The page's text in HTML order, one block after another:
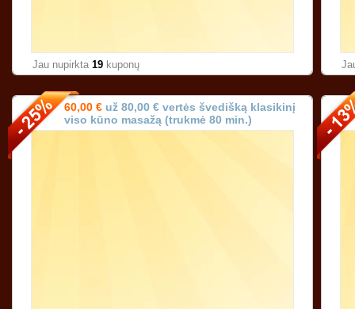
Jau nupirkta 19 kuponų
60,00 € už 80,00 € vertės švedišką klasikinį
viso kūno masažą (trukmė 80 min.)
Karoliniškėse Vilniuje!